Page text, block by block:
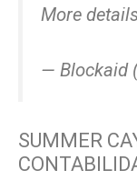
More
— Blockaid
SUMMER